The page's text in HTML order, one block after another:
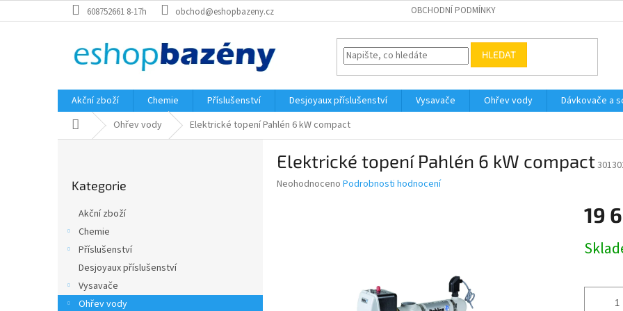
na
608752661 8-17h obchod@eshopbazeny.cz OBCHODNÍ PODMÍNKY
HLEDAT
Akční zboží Chemie Příslušenství Desjoyaux příslušenství Vysavače Ohřev vody Dávkovače a
Domů Ohřev vody Elektrické topení Pahlén 6 kW compact
a
kategorie
Kategorie
Akční zboží
Chemie
Příslušenství
Desjoyaux příslušenství
Vysavače
Ohřev vody
Elektrické topení Pahlén 6 kW compact
Průměrné
Neohodnoceno Podrobnosti hodnocení
19
cena: